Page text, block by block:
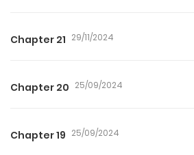
Chapter 21 29/11/2024
Chapter 20 25/09/2024
Chapter 19 25/09/2024